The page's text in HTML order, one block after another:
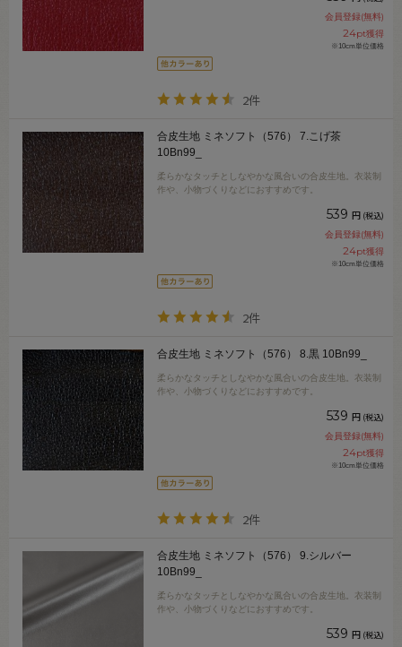
会員登録(無料)
24pt獲得
※10cm単位価格
2件
合皮生地 ミネソフト（576） 7.こげ茶
10Bn99_
柔らかなタッチとしなやかな風合いの合皮生地。衣装制
作や、小物づくりなどにおすすめです。
539 円 (税込)
会員登録(無料)
24pt獲得
※10cm単位価格
2件
合皮生地 ミネソフト（576） 8.黒 10Bn99_
柔らかなタッチとしなやかな風合いの合皮生地。衣装制
作や、小物づくりなどにおすすめです。
539 円 (税込)
会員登録(無料)
24pt獲得
※10cm単位価格
2件
合皮生地 ミネソフト（576） 9.シルバー
10Bn99_
柔らかなタッチとしなやかな風合いの合皮生地。衣装制
作や、小物づくりなどにおすすめです。
539 円 (税込)